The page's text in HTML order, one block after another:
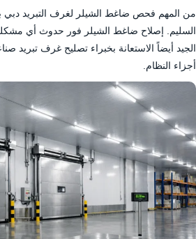
من المهم فحص ضاغط الشيلر لغرف التبريد دبي
السليم. إصلاح ضاغط الشيلر فور حدوث أي
الجيد أيضاً الاستعانة بخبراء تصليح غرف
أجزاء النظام.